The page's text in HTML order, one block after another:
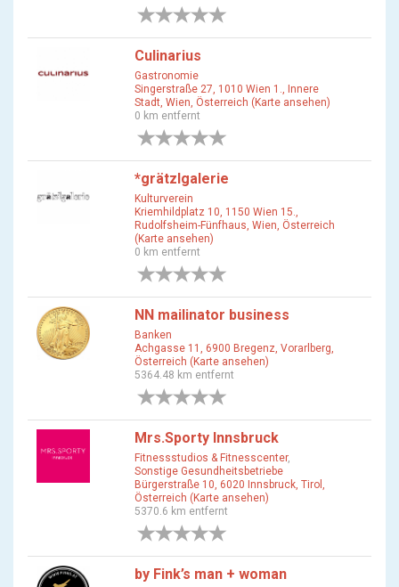
Culinarius
Gastronomie
Singerstraße 27, 1010 Wien 1., Innere
Stadt, Wien, Österreich (Karte ansehen)
0 km entfernt
*grätzlgalerie
Kulturverein
Kriemhildplatz 10, 1150 Wien 15.,
Rudolfsheim-Fünfhaus, Wien, Österreich
(Karte ansehen)
0 km entfernt
NN mailinator business
Banken
Achgasse 11, 6900 Bregenz, Vorarlberg,
Österreich (Karte ansehen)
5364.48 km entfernt
Mrs.Sporty Innsbruck
Fitnessstudios & Fitnesscenter,
Sonstige Gesundheitsbetriebe
Bürgerstraße 10, 6020 Innsbruck, Tirol,
Österreich (Karte ansehen)
5370.6 km entfernt
by Fink’s man + woman